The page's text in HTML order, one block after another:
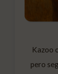
Kazoo
pero